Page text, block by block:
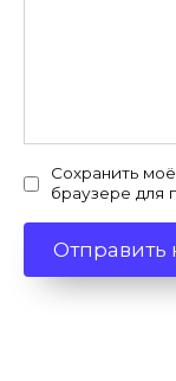
Сохранить
браузере для